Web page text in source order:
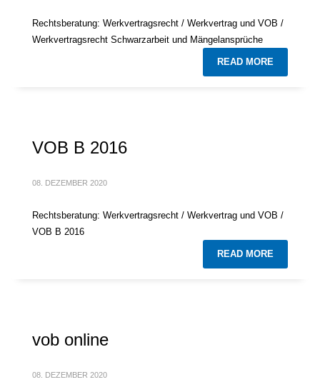
Rechtsberatung: Werkvertragsrecht / Werkvertrag und VOB /
Werkvertragsrecht Schwarzarbeit und Mängelansprüche
READ MORE
VOB B 2016
08. DEZEMBER 2020
Rechtsberatung: Werkvertragsrecht / Werkvertrag und VOB /
VOB B 2016
READ MORE
vob online
08. DEZEMBER 2020